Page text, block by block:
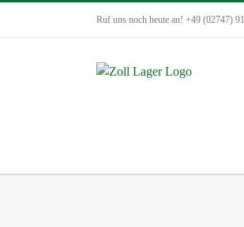
Ruf uns noch heute an! +49 (02747)